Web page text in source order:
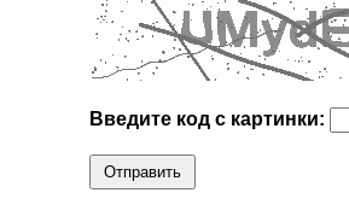
Введите код с картинки:
Отправить